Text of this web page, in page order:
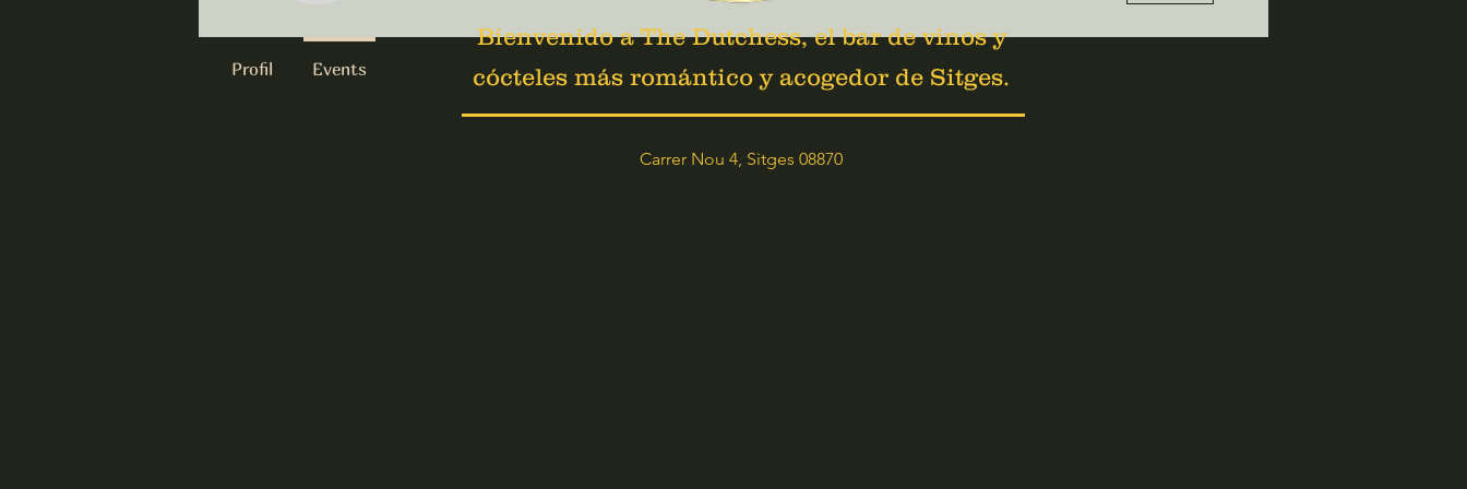
Bienvenido a The Dutchess, el bar de vinos y
cócteles más romántico y acogedor de Sitges.
Carrer Nou 4, Sitges 08870
Profil Events